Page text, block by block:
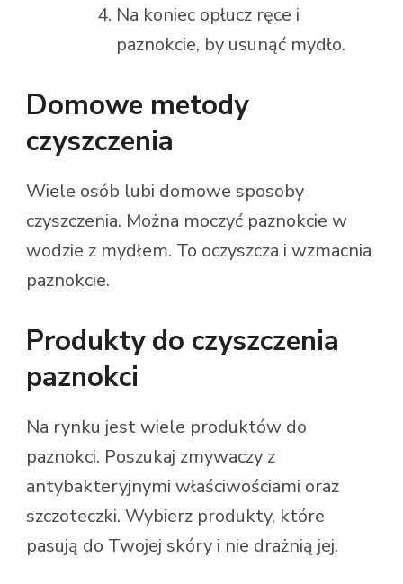
Na koniec opłucz ręce i
paznokcie, by usunąć mydło.
Domowe metody
czyszczenia
Wiele osób lubi domowe sposoby
czyszczenia. Można moczyć paznokcie w
wodzie z mydłem. To oczyszcza i wzmacnia
paznokcie.
Produkty do czyszczenia
paznokci
Na rynku jest wiele produktów do
paznokci. Poszukaj zmywaczy z
antybakteryjnymi właściwościami oraz
szczoteczki. Wybierz produkty, które
pasują do Twojej skóry i nie drażnią jej.